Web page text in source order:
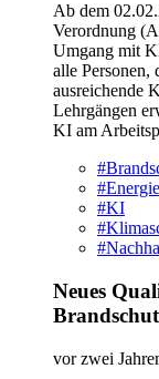
Ab dem
Verordnung
Umgang mit
alle Personen,
ausreichende
Lehrgängen
KI am
#Energie
#KI
Neues
vor zwei